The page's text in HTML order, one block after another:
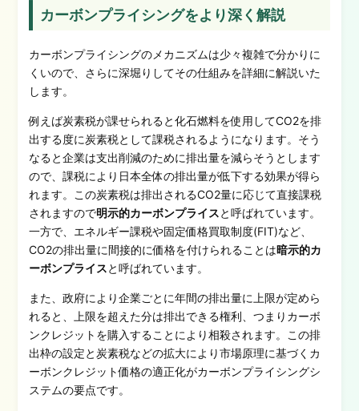
カーボンプライシングをより深く解説
カーボンプライシングのメカニズムは少々複雑で分かりに
くいので、さらに深堀りしてその仕組みを詳細に解説いた
します。
例えば炭素税が課せられると化石燃料を使用してCO2を排
出する度に炭素税として課税されるようになります。そう
なると企業は支出削減のために排出量を減らそうとします
ので、課税により日本全体の排出量が低下する効果が得ら
れます。この炭素税は排出されるCO2量に応じて直接課税
されますので明示的カーボンプライスと呼ばれています。
一方で、エネルギー課税や固定価格買取制度(FIT)など、
CO2の排出量に間接的に価格を付けられることは暗示的カ
ーボンプライスと呼ばれています。
また、政府により企業ごとに年間の排出量に上限が定めら
れると、上限を超えた分は排出できる権利、つまりカーボ
ンクレジットを購入することにより相殺されます。この排
出枠の設定と炭素税などの拡大により市場原理に基づくカ
ーボンクレジット価格の適正化がカーボンプライシングシ
ステムの要点です。